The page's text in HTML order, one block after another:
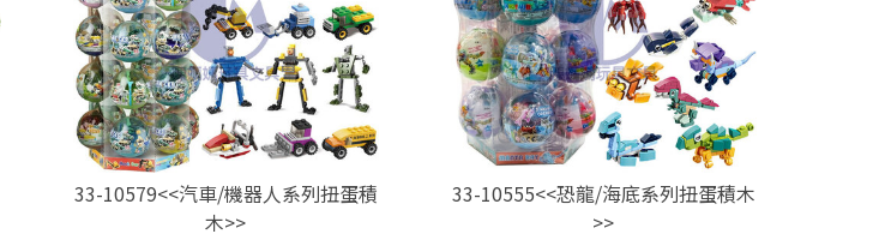
33-10579<<汽車/機器人系列扭蛋積
木>>
33-10555<<恐龍/海底系列扭蛋積木
>>